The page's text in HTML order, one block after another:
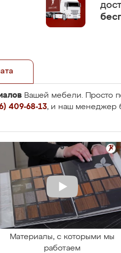
Вашей мебели. Просто
409-68-13, и наш менеджер
Материалы, с которыми мы
работаем